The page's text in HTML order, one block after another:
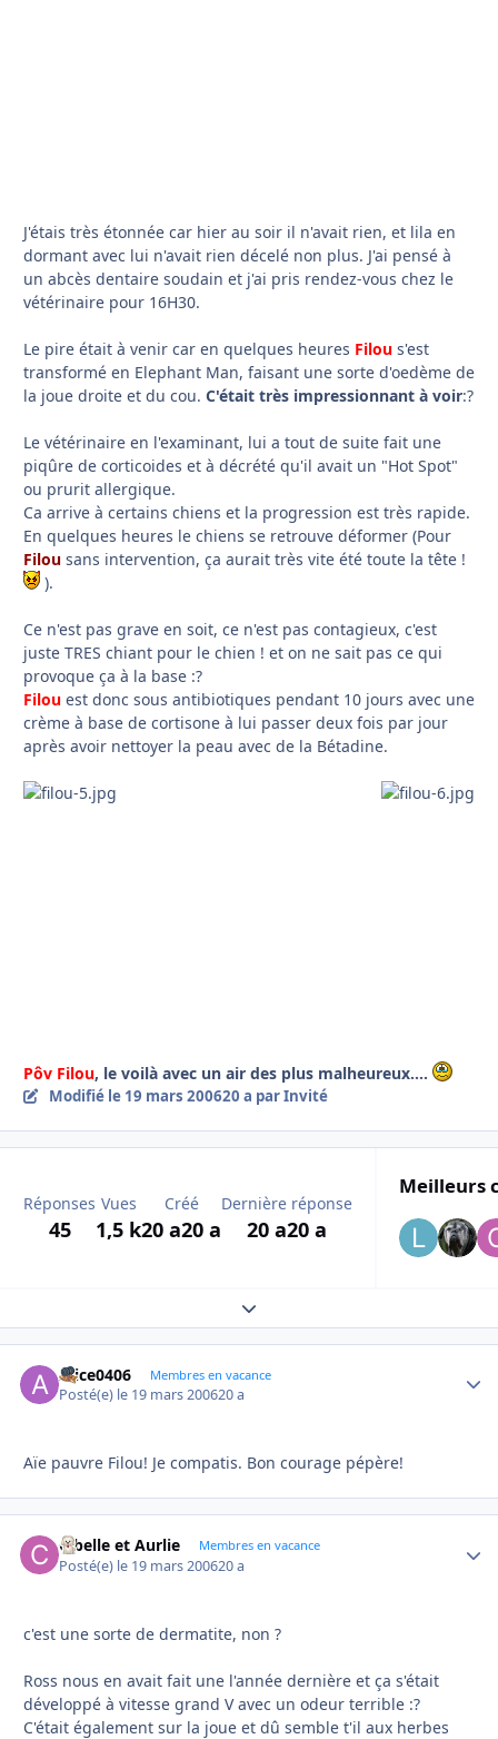
J'étais très étonnée car hier au soir il n'avait rien, et lila en
dormant avec lui n'avait rien décelé non plus. J'ai pensé à
un abcès dentaire soudain et j'ai pris rendez-vous chez le
vétérinaire pour 16H30.
Le pire était à venir car en quelques heures Filou s'est
transformé en Elephant Man, faisant une sorte d'oedème de
la joue droite et du cou. C'était très impressionnant à voir:?
Le vétérinaire en l'examinant, lui a tout de suite fait une
piqûre de corticoides et à décrété qu'il avait un "Hot Spot"
ou prurit allergique.
Ca arrive à certains chiens et la progression est très rapide.
En quelques heures le chiens se retrouve déformer (Pour
Filou sans intervention, ça aurait très vite été toute la tête !
).
Ce n'est pas grave en soit, ce n'est pas contagieux, c'est
juste TRES chiant pour le chien ! et on ne sait pas ce qui
provoque ça à la base :?
Filou est donc sous antibiotiques pendant 10 jours avec une
crème à base de cortisone à lui passer deux fois par jour
après avoir nettoyer la peau avec de la Bétadine.
Pôv Filou, le voilà avec un air des plus malheureux....
Modifié le 19 mars 200620 a par Invité
Réponses
45
Vues
1,5 k
Créé
20 a20 a
Dernière réponse
20 a20 a
Meilleurs
Expand topic overview
Alice0406 Membres en vacance
Posté(e) le 19 mars 200620 a
Aïe pauvre Filou! Je compatis. Bon courage pépère!
Cibelle et Aurlie Membres en vacance
Posté(e) le 19 mars 200620 a
c'est une sorte de dermatite, non ?
Ross nous en avait fait une l'année dernière et ça s'était
développé à vitesse grand V avec un odeur terrible :?
C'était également sur la joue et dû semble t'il aux herbes